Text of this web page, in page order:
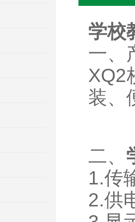
学校
一、
XQ2
装、
二、
1.传
2.供